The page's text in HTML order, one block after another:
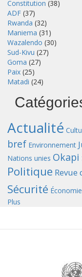
Constitution (38)
ADF (37)
Rwanda (32)
Maniema (31)
Wazalendo (30)
Sud-Kivu (27)
Goma (27)
Paix (25)
Matadi (24)
Actualité
bref Environnement
Nations unies Okapi
Politique Revue
Sécurité Économie
Plus